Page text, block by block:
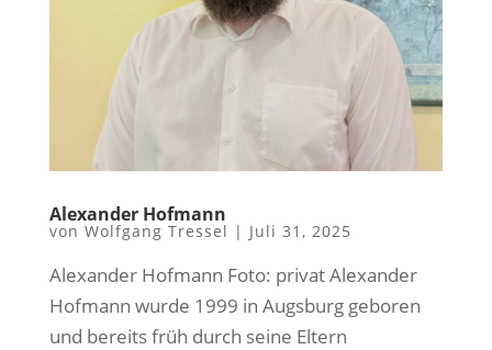
Alexander Hofmann
von Wolfgang Tressel | Juli 31, 2025
Alexander Hofmann Foto: privat Alexander
Hofmann wurde 1999 in Augsburg geboren
und bereits früh durch seine Eltern